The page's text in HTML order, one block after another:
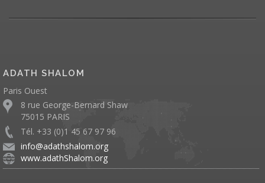
ADATH SHALOM
Paris Ouest
8 rue George-Bernard Shaw
75015 PARIS
Tél. +33 (0)1 45 67 97 96
info@adathshalom.org
www.adathShalom.org